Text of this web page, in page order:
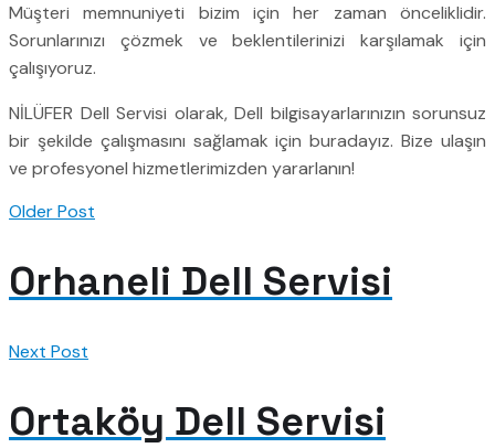
Müşteri memnuniyeti bizim için her zaman önceliklidir.
Sorunlarınızı çözmek ve beklentilerinizi karşılamak için
çalışıyoruz.
NİLÜFER Dell Servisi olarak, Dell bilgisayarlarınızın sorunsuz
bir şekilde çalışmasını sağlamak için buradayız. Bize ulaşın
ve profesyonel hizmetlerimizden yararlanın!
Older Post
Orhaneli Dell Servisi
Next Post
Ortaköy Dell Servisi